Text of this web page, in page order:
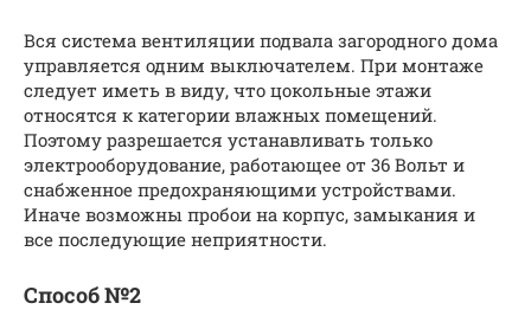
Вся система вентиляции подвала загородного дома
управляется одним выключателем. При монтаже
следует иметь в виду, что цокольные этажи
относятся к категории влажных помещений.
Поэтому разрешается устанавливать только
электрооборудование, работающее от 36 Вольт и
снабженное предохраняющими устройствами.
Иначе возможны пробои на корпус, замыкания и
все последующие неприятности.
Способ №2